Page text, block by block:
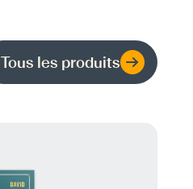
Tous les produits